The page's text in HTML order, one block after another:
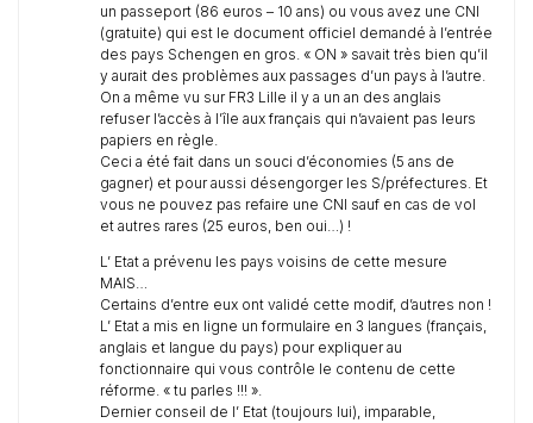
un passeport (86 euros – 10 ans) ou vous avez une CNI
(gratuite) qui est le document officiel demandé à l’entrée
des pays Schengen en gros. « ON » savait très bien qu’il
y aurait des problèmes aux passages d’un pays à l’autre.
On a même vu sur FR3 Lille il y a un an des anglais
refuser l’accès à l’île aux français qui n’avaient pas leurs
papiers en règle.
Ceci a été fait dans un souci d’économies (5 ans de
gagner) et pour aussi désengorger les S/préfectures. Et
vous ne pouvez pas refaire une CNI sauf en cas de vol
et autres rares (25 euros, ben oui…) !
L’ Etat a prévenu les pays voisins de cette mesure
MAIS…
Certains d’entre eux ont validé cette modif, d’autres non !
L’ Etat a mis en ligne un formulaire en 3 langues (français,
anglais et langue du pays) pour expliquer au
fonctionnaire qui vous contrôle le contenu de cette
réforme. « tu parles !!! ».
Dernier conseil de l’ Etat (toujours lui), imparable,